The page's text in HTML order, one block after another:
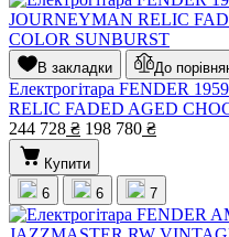
В закладки До
Електрогітара FENDER
RELIC FADED AGED
244 728 ₴ 198 780 ₴
Купити
6
6 7